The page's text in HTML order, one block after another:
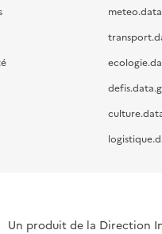
Un produit de la Direction